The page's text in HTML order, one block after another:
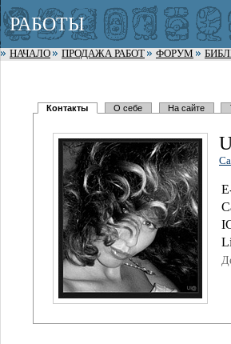
РАБОТЫ
НАЧАЛО ПРОДАЖА РАБОТ ФОРУМ
Контакты О себе На сайте
I